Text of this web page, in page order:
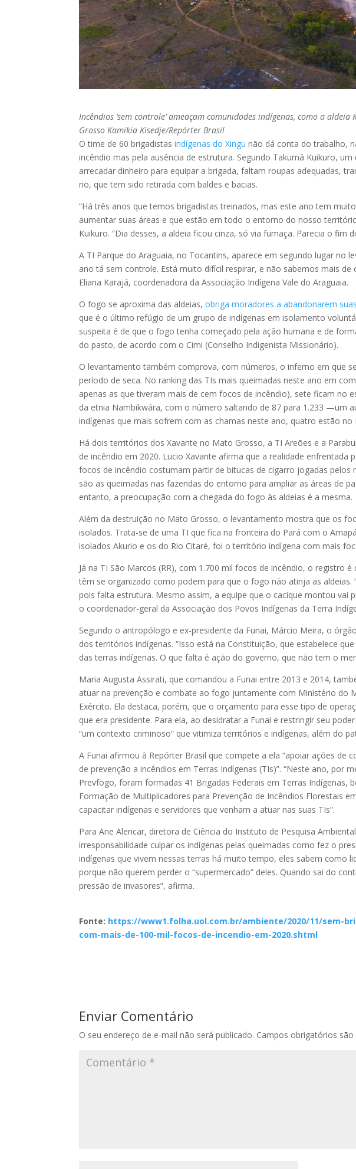
Incêndios ‘sem controle’ ameaçam comunidades indígenas, como a
Grosso Kamikia Kisedje/Repórter Brasil
O time de 60 brigadistas indígenas do Xingu não dá conta do trabalho,
incêndio mas pela ausência de estrutura. Segundo Takumã Kuikuro,
arrecadar dinheiro para equipar a brigada, faltam roupas adequadas,
rio, que tem sido retirada com baldes e bacias.
“Há três anos que temos brigadistas treinados, mas este ano tem
aumentar suas áreas e que estão em todo o entorno do nosso
Kuikuro. “Dia desses, a aldeia ficou cinza, só via fumaça. Parecia o fim
A TI Parque do Araguaia, no Tocantins, aparece em segundo lugar no
ano tá sem controle. Está muito difícil respirar, e não sabemos mais
Eliana Karajá, coordenadora da Associação Indígena Vale do Araguaia.
O fogo se aproxima das aldeias,obriga moradores a abandonarem
que é o último refúgio de um grupo de indígenas em isolamento
suspeita é de que o fogo tenha começado pela ação humana e de
do pasto, de acordo com o Cimi (Conselho Indigenista Missionário).
O levantamento também comprova, com números, o inferno em que
período de seca. No ranking das TIs mais queimadas neste ano em
apenas as que tiveram mais de cem focos de incêndio), sete ficam no
da etnia Nambikwára, com o número saltando de 87 para 1.233 —um
indígenas que mais sofrem com as chamas neste ano, quatro estão no
Há dois territórios dos Xavante no Mato Grosso, a TI Areões e a
de incêndio em 2020. Lucio Xavante afirma que a realidade enfrentada
focos de incêndio costumam partir de bitucas de cigarro jogadas
são as queimadas nas fazendas do entorno para ampliar as áreas de
entanto, a preocupação com a chegada do fogo às aldeias é a mesma.
Além da destruição no Mato Grosso, o levantamento mostra que os
isolados. Trata-se de uma TI que fica na fronteira do Pará com o
isolados Akurio e os do Rio Citaré, foi o território indígena com mais
Já na TI São Marcos (RR), com 1.700 mil focos de incêndio, o registro
têm se organizado como podem para que o fogo não atinja as
pois falta estrutura. Mesmo assim, a equipe que o cacique montou vai
o coordenador-geral da Associação dos Povos Indígenas da Terra
Segundo o antropólogo e ex-presidente da Funai, Márcio Meira, o
dos territórios indígenas. “Isso está na Constituição, que estabelece
das terras indígenas. O que falta é ação do governo, que não tem o
Maria Augusta Assirati, que comandou a Funai entre 2013 e 2014,
atuar na prevenção e combate ao fogo juntamente com Ministério do
Exército. Ela destaca, porém, que o orçamento para esse tipo de
que era presidente. Para ela, ao desidratar a Funai e restringir seu
“um contexto criminoso” que vitimiza territórios e indígenas, além do
A Funai afirmou à Repórter Brasil que compete a ela “apoiar ações de
de prevenção a incêndios em Terras Indígenas (TIs)”. “Neste ano, por
Prevfogo, foram formadas 41 Brigadas Federais em Terras Indígenas,
Formação de Multiplicadores para Prevenção de Incêndios Florestais
capacitar indígenas e servidores que venham a atuar nas suas TIs”.
Para Ane Alencar, diretora de Ciência do Instituto de Pesquisa
irresponsabilidade culpar os indígenas pelas queimadas como fez o
indígenas que vivem nessas terras há muito tempo, eles sabem como
porque não querem perder o “supermercado” deles. Quando sai do
pressão de invasores”, afirma.​
Fonte: https://www1.folha.uol.com.br/ambiente/2020/11/sem-
com-mais-de-100-mil-focos-de-incendio-em-2020.shtml
Enviar Comentário
O seu endereço de e-mail não será publicado. Campos obrigatórios